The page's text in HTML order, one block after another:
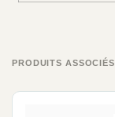
PRODUITS ASSOCIÉS